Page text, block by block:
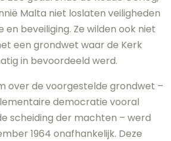
Malta niet loslaten veiligheden
beveiliging. Ze wilden ook niet
een grondwet waar de Kerk
in bevoordeeld werd.
over de voorgestelde grondwet –
democratie vooral
scheiding der machten – werd
1964 onafhankelijk. Deze